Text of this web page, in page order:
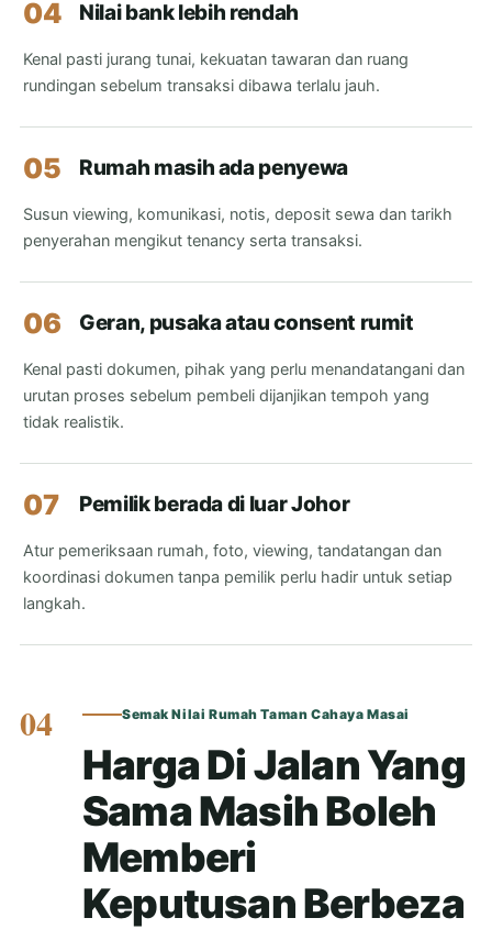
04 Nilai bank lebih rendah
Kenal pasti jurang tunai, kekuatan tawaran dan ruang
rundingan sebelum transaksi dibawa terlalu jauh.
05 Rumah masih ada penyewa
Susun viewing, komunikasi, notis, deposit sewa dan tarikh
penyerahan mengikut tenancy serta transaksi.
06 Geran, pusaka atau consent rumit
Kenal pasti dokumen, pihak yang perlu menandatangani dan
urutan proses sebelum pembeli dijanjikan tempoh yang
tidak realistik.
07 Pemilik berada di luar Johor
Atur pemeriksaan rumah, foto, viewing, tandatangan dan
koordinasi dokumen tanpa pemilik perlu hadir untuk setiap
langkah.
04 Semak Nilai Rumah Taman Cahaya Masai
Harga Di Jalan Yang
Sama Masih Boleh
Memberi
Keputusan Berbeza